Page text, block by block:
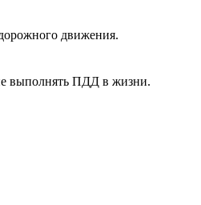
движения.
выполнять ПДД в жизни.